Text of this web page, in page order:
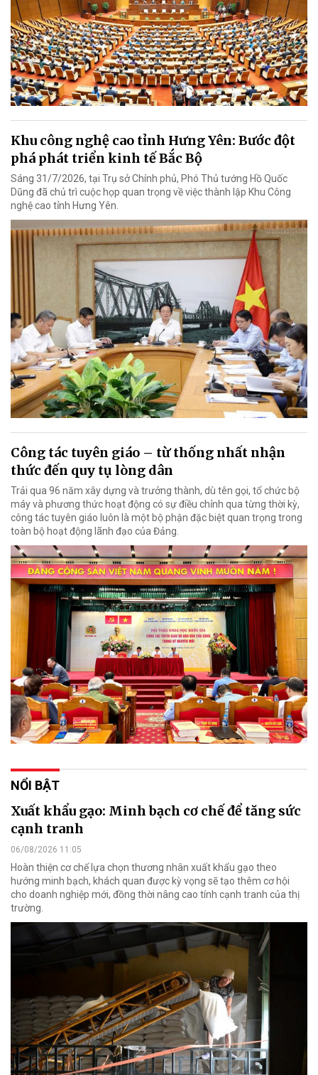
Khu công nghệ cao tỉnh Hưng Yên: Bước đột
phá phát triển kinh tế Bắc Bộ
Sáng 31/7/2026, tại Trụ sở Chính phủ, Phó Thủ tướng Hồ Quốc
Dũng đã chủ trì cuộc họp quan trọng về việc thành lập Khu Công
nghệ cao tỉnh Hưng Yên.
Công tác tuyên giáo – từ thống nhất nhận
thức đến quy tụ lòng dân
Trải qua 96 năm xây dựng và trưởng thành, dù tên gọi, tổ chức bộ
máy và phương thức hoạt động có sự điều chỉnh qua từng thời kỳ,
công tác tuyên giáo luôn là một bộ phận đặc biệt quan trọng trong
toàn bộ hoạt động lãnh đạo của Đảng.
NỔI BẬT
Xuất khẩu gạo: Minh bạch cơ chế để tăng sức
cạnh tranh
06/08/2026 11:05
Hoàn thiện cơ chế lựa chọn thương nhân xuất khẩu gạo theo
hướng minh bạch, khách quan được kỳ vọng sẽ tạo thêm cơ hội
cho doanh nghiệp mới, đồng thời nâng cao tính cạnh tranh của thị
trường.